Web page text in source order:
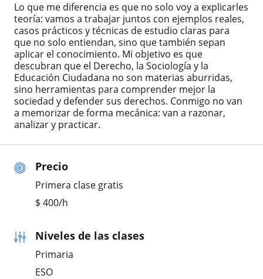
Precio
Primera clase gratis
$ 400/h
Niveles de las clases
Primaria
ESO
Lo que me diferencia es que no solo voy a explicarles
teoría: vamos a trabajar juntos con ejemplos reales,
casos prácticos y técnicas de estudio claras para
que no solo entiendan, sino que también sepan
aplicar el conocimiento. Mi objetivo es que
descubran que el Derecho, la Sociología y la
Educación Ciudadana no son materias aburridas,
sino herramientas para comprender mejor la
sociedad y defender sus derechos. Conmigo no van
a memorizar de forma mecánica: van a razonar,
analizar y practicar.